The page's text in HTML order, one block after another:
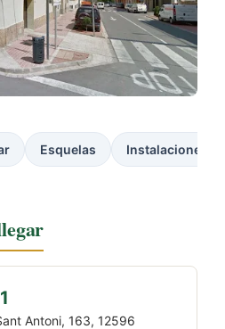
Esquelas Instalaciones
Antoni, 163, 12596